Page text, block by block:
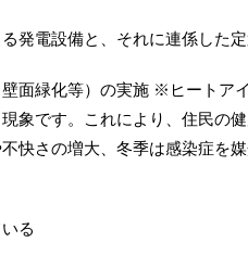
発電設備と、それに連係した
面緑化等）の実施 ※ヒートア
象です。これにより、住民の
快さの増大、冬季は感染症を
る